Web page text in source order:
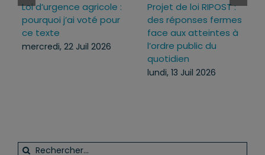
Loi d’urgence agricole :
pourquoi j’ai voté pour
ce texte
mercredi, 22 Juil 2026
Projet de loi RIPOST :
des réponses fermes
face aux atteintes à
l’ordre public du
quotidien
lundi, 13 Juil 2026
Rechercher: